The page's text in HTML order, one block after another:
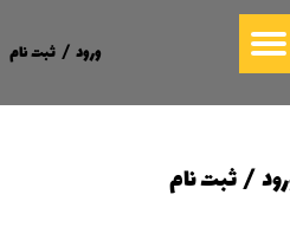
ورود / ثبت نام
/ثبت نام